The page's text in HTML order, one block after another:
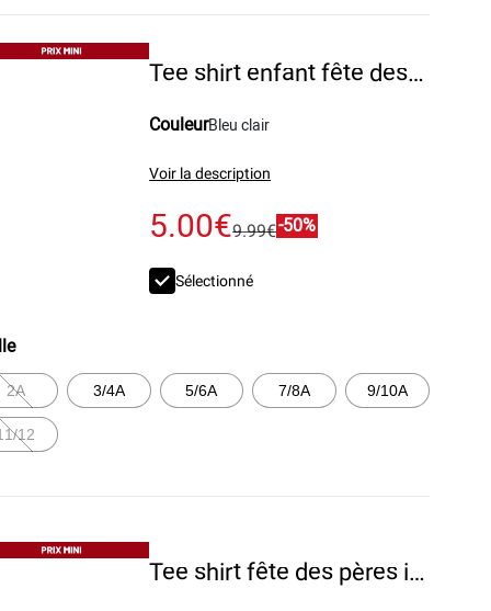
Tee shirt enfant fête des pères imprimé poitrine
CouleurBleu clair
Voir la description
5.00€9.99€-50%
Sélectionné
2A 3/4A 5/6A 7/8A 9/10A
12
Tee shirt fête des pères imprimé poitrine